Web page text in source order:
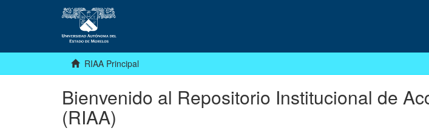
RIAA Principal
Bienvenido al Repositorio Institucional de
(RIAA)